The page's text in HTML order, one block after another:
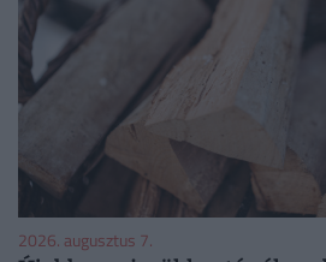
2026. augusztus 7.